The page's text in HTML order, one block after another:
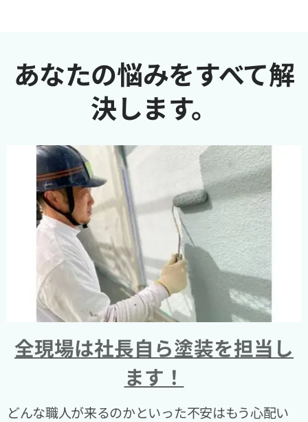
あなたの悩みをすべて解
決します。
全現場は社長自ら塗装を担当し
ます！
どんな職人が来るのかといった不安はもう心配い